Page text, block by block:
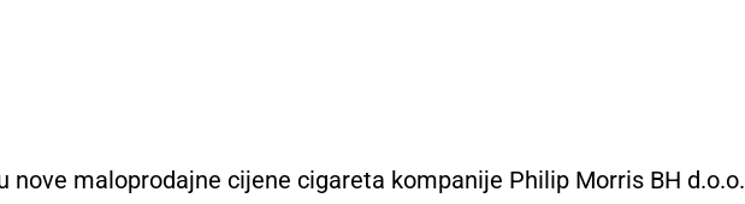
nove maloprodajne cijene cigareta kompanije Philip Morris BH d.o.o.